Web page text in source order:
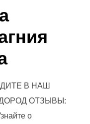
В НАШ
ОТЗЫВЫ:
о